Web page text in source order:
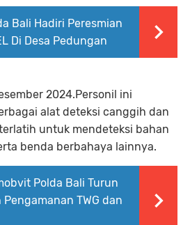
Bali Hadiri Peresmian
Di Desa Pedungan
2024.Personil ini
alat deteksi canggih dan
untuk mendeteksi bahan
benda berbahaya lainnya.
Polda Bali Turun
TWG dan